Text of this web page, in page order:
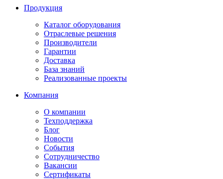
Продукция
Каталог оборудования
Отраслевые решения
Производители
Гарантии
Доставка
База знаний
Реализованные проекты
Компания
О компании
Техподдержка
Блог
Новости
События
Сотрудничество
Вакансии
Сертификаты